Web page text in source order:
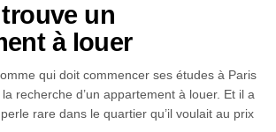
un
à louer
qui doit commencer ses études à Paris
recherche d’un appartement à louer. Et il a
rare dans le quartier qu’il voulait au prix